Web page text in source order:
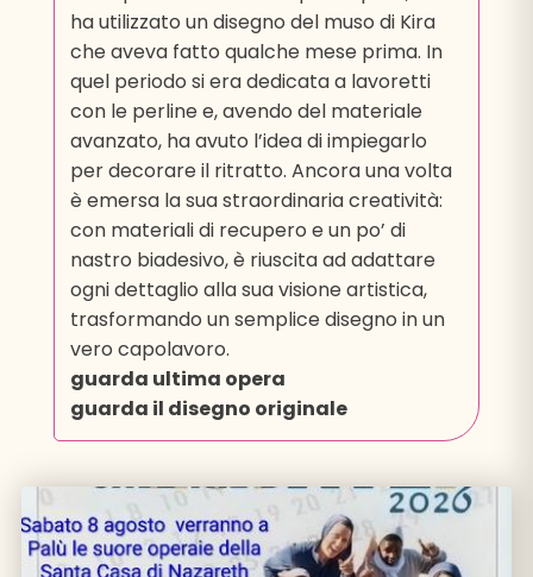
ha utilizzato un disegno del muso di Kira
che aveva fatto qualche mese prima. In
quel periodo si era dedicata a lavoretti
con le perline e, avendo del materiale
avanzato, ha avuto l’idea di impiegarlo
per decorare il ritratto. Ancora una volta
è emersa la sua straordinaria creatività:
con materiali di recupero e un po’ di
nastro biadesivo, è riuscita ad adattare
ogni dettaglio alla sua visione artistica,
trasformando un semplice disegno in un
vero capolavoro.
guarda ultima opera
guarda il disegno originale